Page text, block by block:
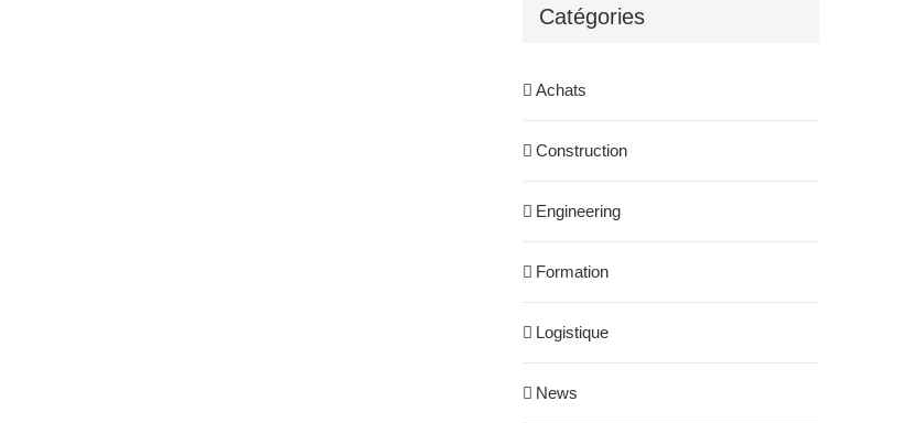
Catégories
Achats
Construction
Engineering
Formation
Logistique
News